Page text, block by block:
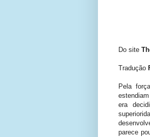
Do site
Tradução
Pela
era
parece